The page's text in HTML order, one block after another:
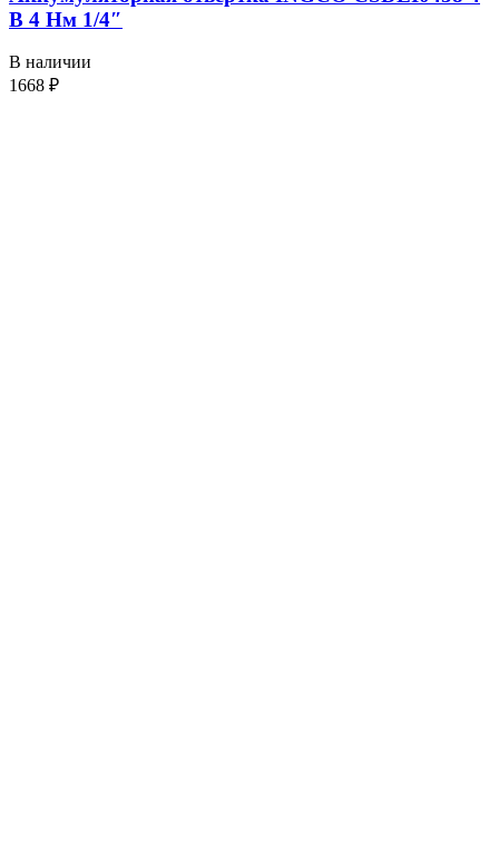
В 4 Нм 1/4″
В наличии
1668 ₽